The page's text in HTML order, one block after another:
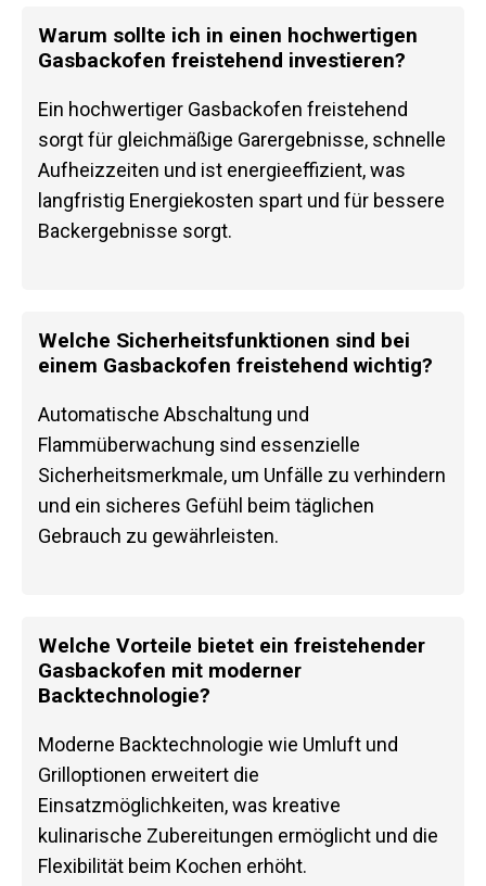
Warum sollte ich in einen hochwertigen
Gasbackofen freistehend investieren?
Ein hochwertiger Gasbackofen freistehend
sorgt für gleichmäßige Garergebnisse, schnelle
Aufheizzeiten und ist energieeffizient, was
langfristig Energiekosten spart und für bessere
Backergebnisse sorgt.
Welche Sicherheitsfunktionen sind bei
einem Gasbackofen freistehend wichtig?
Automatische Abschaltung und
Flammüberwachung sind essenzielle
Sicherheitsmerkmale, um Unfälle zu verhindern
und ein sicheres Gefühl beim täglichen
Gebrauch zu gewährleisten.
Welche Vorteile bietet ein freistehender
Gasbackofen mit moderner
Backtechnologie?
Moderne Backtechnologie wie Umluft und
Grilloptionen erweitert die
Einsatzmöglichkeiten, was kreative
kulinarische Zubereitungen ermöglicht und die
Flexibilität beim Kochen erhöht.